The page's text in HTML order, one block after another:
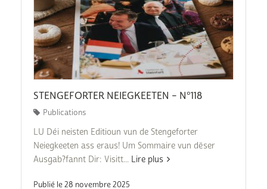
STENGEFORTER NEIEGKEETEN – N°118
Publications
LU Déi neisten Editioun vun de Stengeforter
Neiegkeeten ass eraus! Um Sommaire vun dëser
Ausgab?fannt Dir: Visitt... Lire plus
Publié le 28 novembre 2025